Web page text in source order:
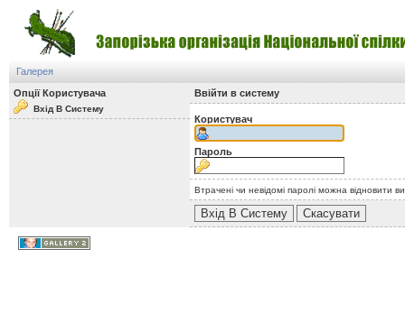
Галерея
Опції Користувача
Вхід В Систему
Ввійти в систему
Користувач
Пароль
Втрачені чи невідомі паролі можна відновити